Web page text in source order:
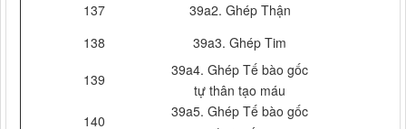
137
39a2. Ghép Thận
138
39a3. Ghép Tim
139
39a4. Ghép Tế bào gốc
tự thân tạo máu
140
39a5. Ghép Tế bào gốc